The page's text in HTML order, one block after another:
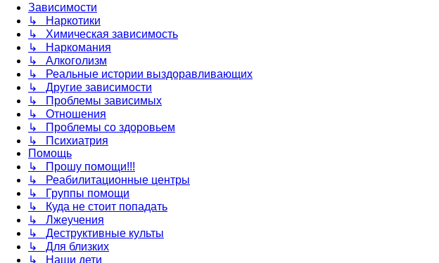
Зависимости
↳ Наркотики
↳ Химическая зависимость
↳ Наркомания
↳ Алкоголизм
↳ Реальные истории выздоравливающих
↳ Другие зависимости
↳ Проблемы зависимых
↳ Отношения
↳ Проблемы со здоровьем
↳ Психиатрия
Помощь
↳ Прошу помощи!!!
↳ Реабилитационные центры
↳ Группы помощи
↳ Куда не стоит попадать
↳ Лжеучения
↳ Деструктивные культы
↳ Для близких
↳ Наши дети